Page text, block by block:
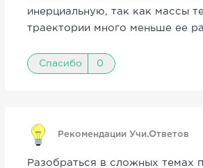
инерциальную, так как массы
траектории много меньше ее
Спасибо 0
Рекомендации Учи.Ответов
Разобраться в сложных темах